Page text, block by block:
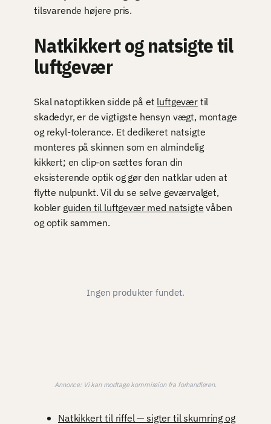
tilsvarende højere pris.
Natkikkert og natsigte til
luftgevær
Skal natoptikken sidde på et luftgeværtil
skadedyr, er de vigtigste hensyn vægt, montage
og rekyl-tolerance. Et dedikeret natsigte
monteres på skinnen som en almindelig
kikkert; en clip-on sættes foran din
eksisterende optik og gør den natklar uden at
flytte nulpunkt. Vil du se selve geværvalget,
kobler guiden til luftgevær med natsigtevåben
og optik sammen.
Ingen produkter fundet.
Annonce: Vi kan modtage kommission fra forhandleren.
Natkikkert til riffel — sigter til skumring og